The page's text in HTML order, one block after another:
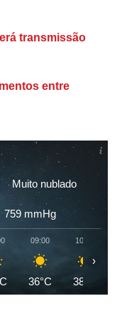
transmissão
entre
Muito nublado
759 mmHg
09:00
36°C
10:00
38°C
›